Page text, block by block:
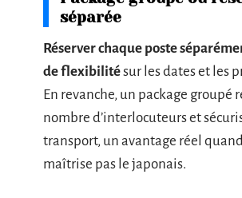
séparée
Réserver chaque poste
de flexibilitésur les dates et les
En revanche, un package groupé
nombre d’interlocuteurs et
transport, un avantage réel
maîtrise pas le japonais.